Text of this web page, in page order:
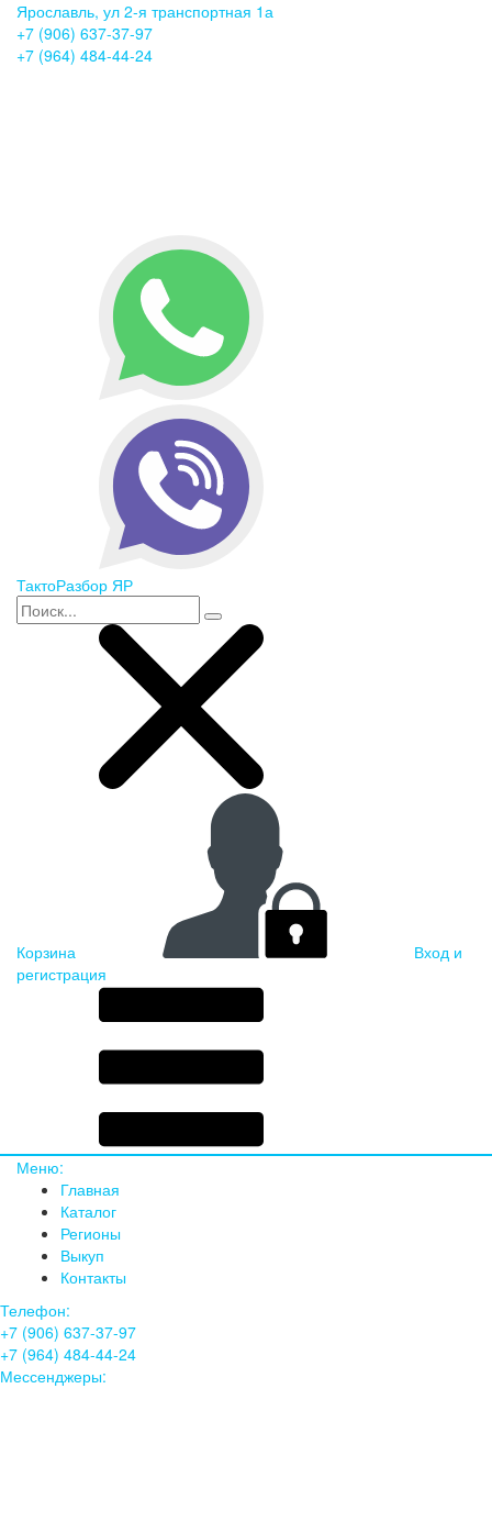
Ярославль, ул 2-я транспортная 1а
+7 (906) 637-37-97
+7 (964) 484-44-24
ТактоРазбор ЯР
Корзина
Вход и
регистрация
Меню:
Главная
Каталог
Регионы
Выкуп
Контакты
Телефон:
+7 (906) 637-37-97
+7 (964) 484-44-24
Мессенджеры: